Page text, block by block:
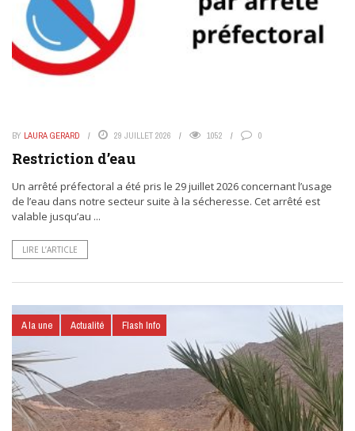
BY LAURA GERARD 29 JUILLET 2026 1052 0
Restriction d’eau
Un arrêté préfectoral a été pris le 29 juillet 2026 concernant l’usage
de l’eau dans notre secteur suite à la sécheresse. Cet arrêté est
valable jusqu’au ...
LIRE L’ARTICLE
A la une Actualité Flash Info